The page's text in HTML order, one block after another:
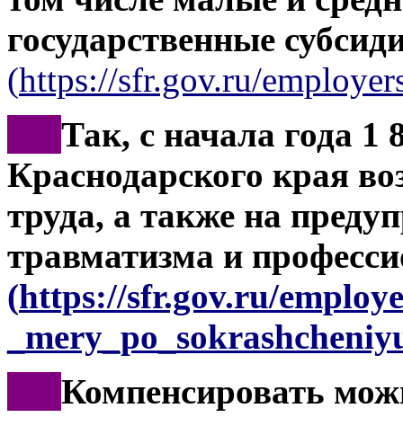
государственные
(https://sfr.gov.ru/
Так, с начала года 1
Краснодарского края
труда, а также на
травматизма и
(https://sfr.gov.ru/
Компенсировать